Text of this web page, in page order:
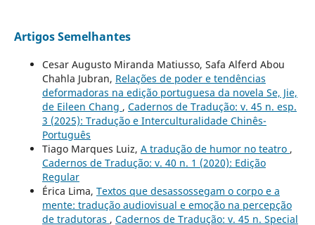
Artigos Semelhantes
Cesar Augusto Miranda Matiusso, Safa Alferd Abou
Chahla Jubran, Relações de poder e tendências
deformadoras na edição portuguesa da novela Se, Jie,
de Eileen Chang , Cadernos de Tradução: v. 45 n. esp.
3 (2025): Tradução e Interculturalidade Chinês-
Português
Tiago Marques Luiz, A tradução de humor no teatro ,
Cadernos de Tradução: v. 40 n. 1 (2020): Edição
Regular
Érica Lima, Textos que desassossegam o corpo e a
mente: tradução audiovisual e emoção na percepção
de tradutoras , Cadernos de Tradução: v. 45 n. Special